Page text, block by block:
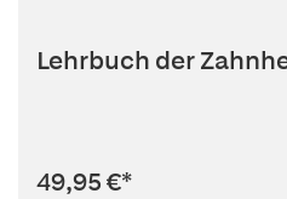
Lehrbuch der
49,95 €*